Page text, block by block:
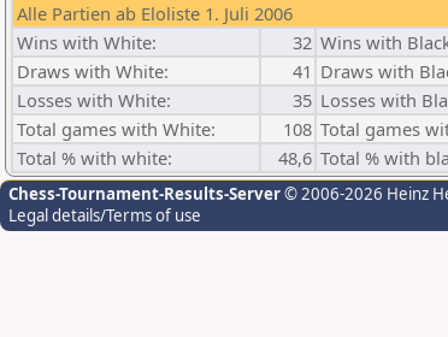
Alle Partien ab Eloliste 1. Juli 2006
Wins with White:
32 Wins with
Draws with White:
41 Draws with
Losses with White:
35 Losses with
Total games with White:
108 Total games
Total % with white:
48,6 Total % with
Chess-Tournament-Results-Server© 2006-2026 Heinz
Legal details/Terms of use